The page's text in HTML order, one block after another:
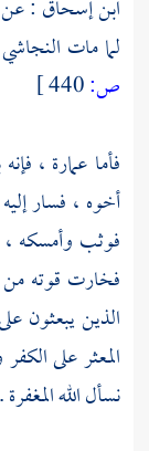
ابن إسحاق :
لما مات
ص:
فأما عمارة ،
أخوه ، فسار
فوثب وأمسكه
فخارت قوته من
الذين يبعثون
المعثر على
نسأل الله المغفرة .